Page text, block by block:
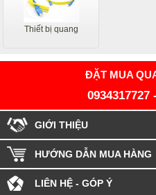
Thiết bị quang
ĐẶT MUA
0934317727 -
GIỚI THIỆU
HƯỚNG DẪN MUA HÀNG
LIÊN HỆ - GÓP Ý